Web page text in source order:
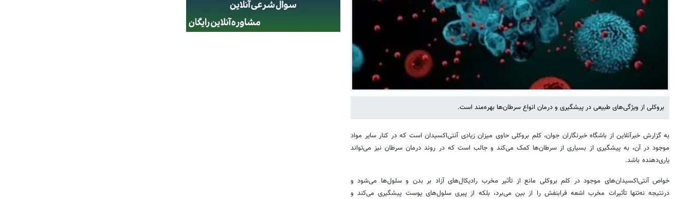
بروکلی از ویژگی‌های طبیعی در پیشگیری و درمان انواع سرطان‌ها بهره‌مند است.
به گزارش خبرآنلاین از باشگاه خبرنگاران جوان، کلم بروکلی حاوی میزان زیادی آنتی‌اکسیدان است که در کنار سایر مواد
موجود در آن، به پیشگیری از بسیاری از سرطان‌ها کمک می‌کند و جالب است که در روند درمان سرطان نیز می‌تواند
یاری‌دهنده باشد.
خواص آنتی‌اکسیدان‌های موجود در کلم بروکلی مانع از تأثیر مخرب رادیکال‌های آزاد بر بدن و سلول‌ها می‌شود و
درنتیجه نه‌تنها تأثیرات مخرب اشعه فرابنفش را از بین می‌برد، بلکه از پیری سلول‌های پوست پیشگیری می‌کند و